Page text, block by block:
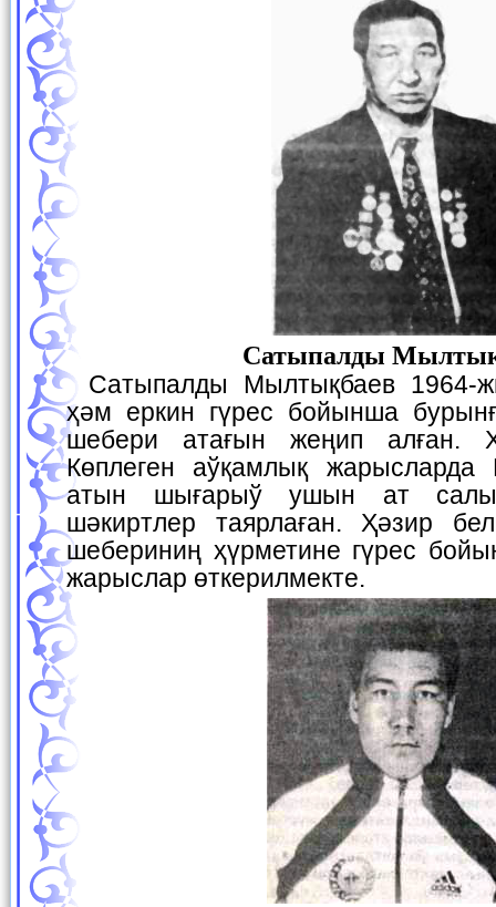
Сатыпалды
Сатыпалды Мылтықбаев 1964-жылы самбо, дзюдо
ҳәм еркин гүрес бойынша
шебери атағын жеңип алған.
Көплеген аўқамлық жарысларда
атын шығарыў ушын ат
шәкиртлер таярлаған. Ҳәзир
шебериниң ҳүрметине гүрес
жарыслар өткерилмекте.